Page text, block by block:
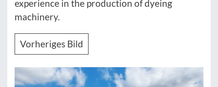
experience in the production of dyeing
machinery.
Vorheriges Bild